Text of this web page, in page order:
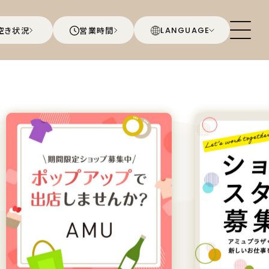
き状況 営業時間 LANGUAGE